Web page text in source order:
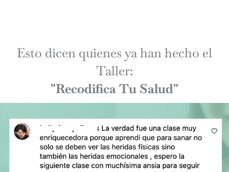
Esto dicen quienes ya han hecho el
Taller:
"Recodifica Tu Salud"